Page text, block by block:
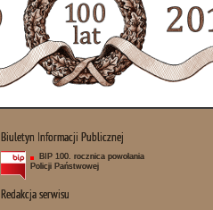
Biuletyn Informacji Publicznej
BIP 100. rocznica powołania
Policji Państwowej
Redakcja serwisu